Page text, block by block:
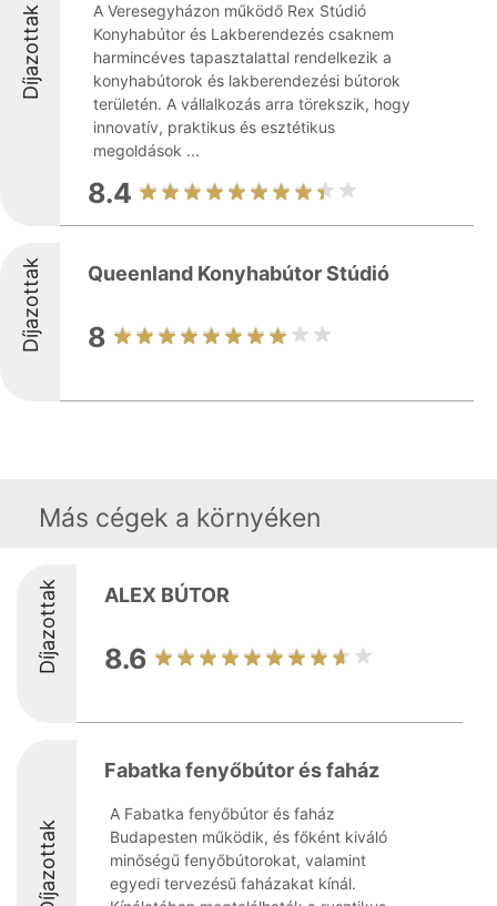
Díjazottak
A Veresegyházon működő Rex Stúdió
Konyhabútor és Lakberendezés csaknem
harmincéves tapasztalattal rendelkezik a
konyhabútorok és lakberendezési bútorok
területén. A vállalkozás arra törekszik, hogy
innovatív, praktikus és esztétikus
megoldások ...
8.4
Díjazottak Queenland Konyhabútor Stúdió
8
Más cégek a környéken
Díjazottak ALEX BÚTOR
8.6
Díjazottak
Fabatka fenyőbútor és faház
A Fabatka fenyőbútor és faház
Budapesten működik, és főként kiváló
minőségű fenyőbútorokat, valamint
egyedi tervezésű faházakat kínál.